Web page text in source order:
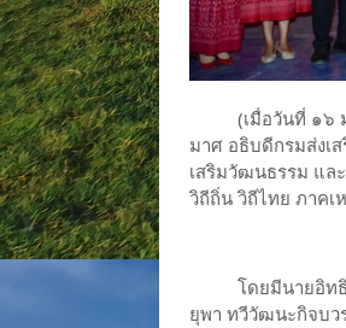
(เมื่อวันที่ ๑๖ มก
มาศ อธิบดีกรมส่งเ
เสริมวัฒนธรรม แล
วิถีถิ่น วิถีไทย ภาคเ
โดยมีนายอิทธิพล
ยุพา ทวีวัฒนะกิจบว